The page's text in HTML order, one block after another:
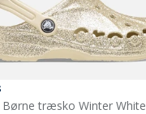
Børne træsko Winter White